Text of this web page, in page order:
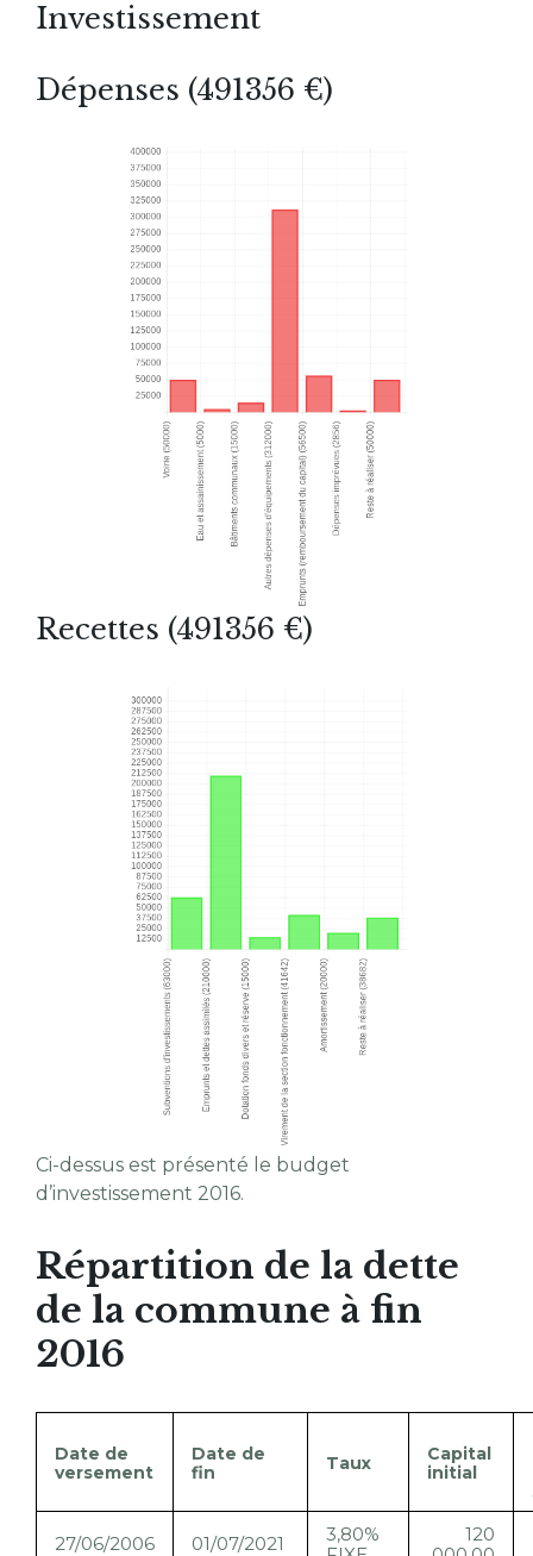
Investissement
Dépenses (491356 €)
Recettes (491356 €)
Ci-dessus est présenté le budget
d’investissement 2016.
Répartition de la dette
de la commune à fin
2016
Date de
versement
Date de
fin
Taux
Capital
initial
27/06/2006 01/07/2021
3,80%
120